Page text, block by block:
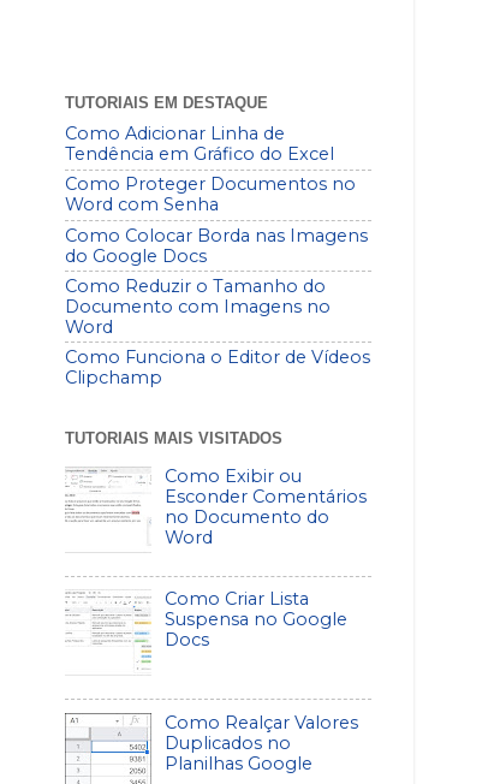
TUTORIAIS EM DESTAQUE
Como Adicionar Linha de
Tendência em Gráfico do Excel
Como Proteger Documentos no
Word com Senha
Como Colocar Borda nas Imagens
do Google Docs
Como Reduzir o Tamanho do
Documento com Imagens no
Word
Como Funciona o Editor de Vídeos
Clipchamp
TUTORIAIS MAIS VISITADOS
Como Exibir ou
Esconder Comentários
no Documento do
Word
Como Criar Lista
Suspensa no Google
Docs
Como Realçar Valores
Duplicados no
Planilhas Google